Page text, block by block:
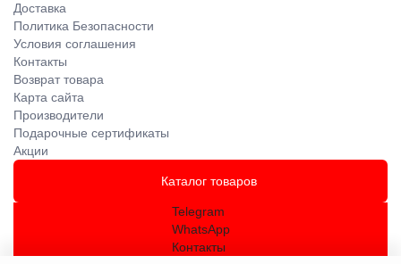
Доставка
Политика Безопасности
Условия соглашения
Контакты
Возврат товара
Карта сайта
Производители
Подарочные сертификаты
Акции
Каталог товаров
Telegram
WhatsApp
Контакты